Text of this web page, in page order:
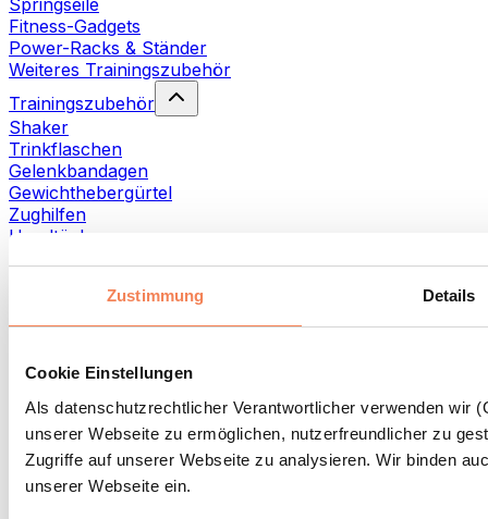
Zustimmung Details
Cookie Einstellungen
Als datenschutzrechtlicher Verantwortlicher verwenden wir
unserer Webseite zu ermöglichen, nutzerfreundlicher zu
Zugriffe auf unserer Webseite zu analysieren. Wir binden
unserer Webseite ein.
Springseile
Fitness-Gadgets
Power-Racks & Ständer
Weiteres Trainingszubehör
Trainingszubehör
Shaker
Trinkflaschen
Gelenkbandagen
Gewichthebergürtel
Zughilfen
Handtücher
Faszien- und Massagerollen
Weitere Rehabilitationshilfen
Taschen & Rucksäcke
Essenstaschen und Meal-Prep-Zubehör
Sporttaschen